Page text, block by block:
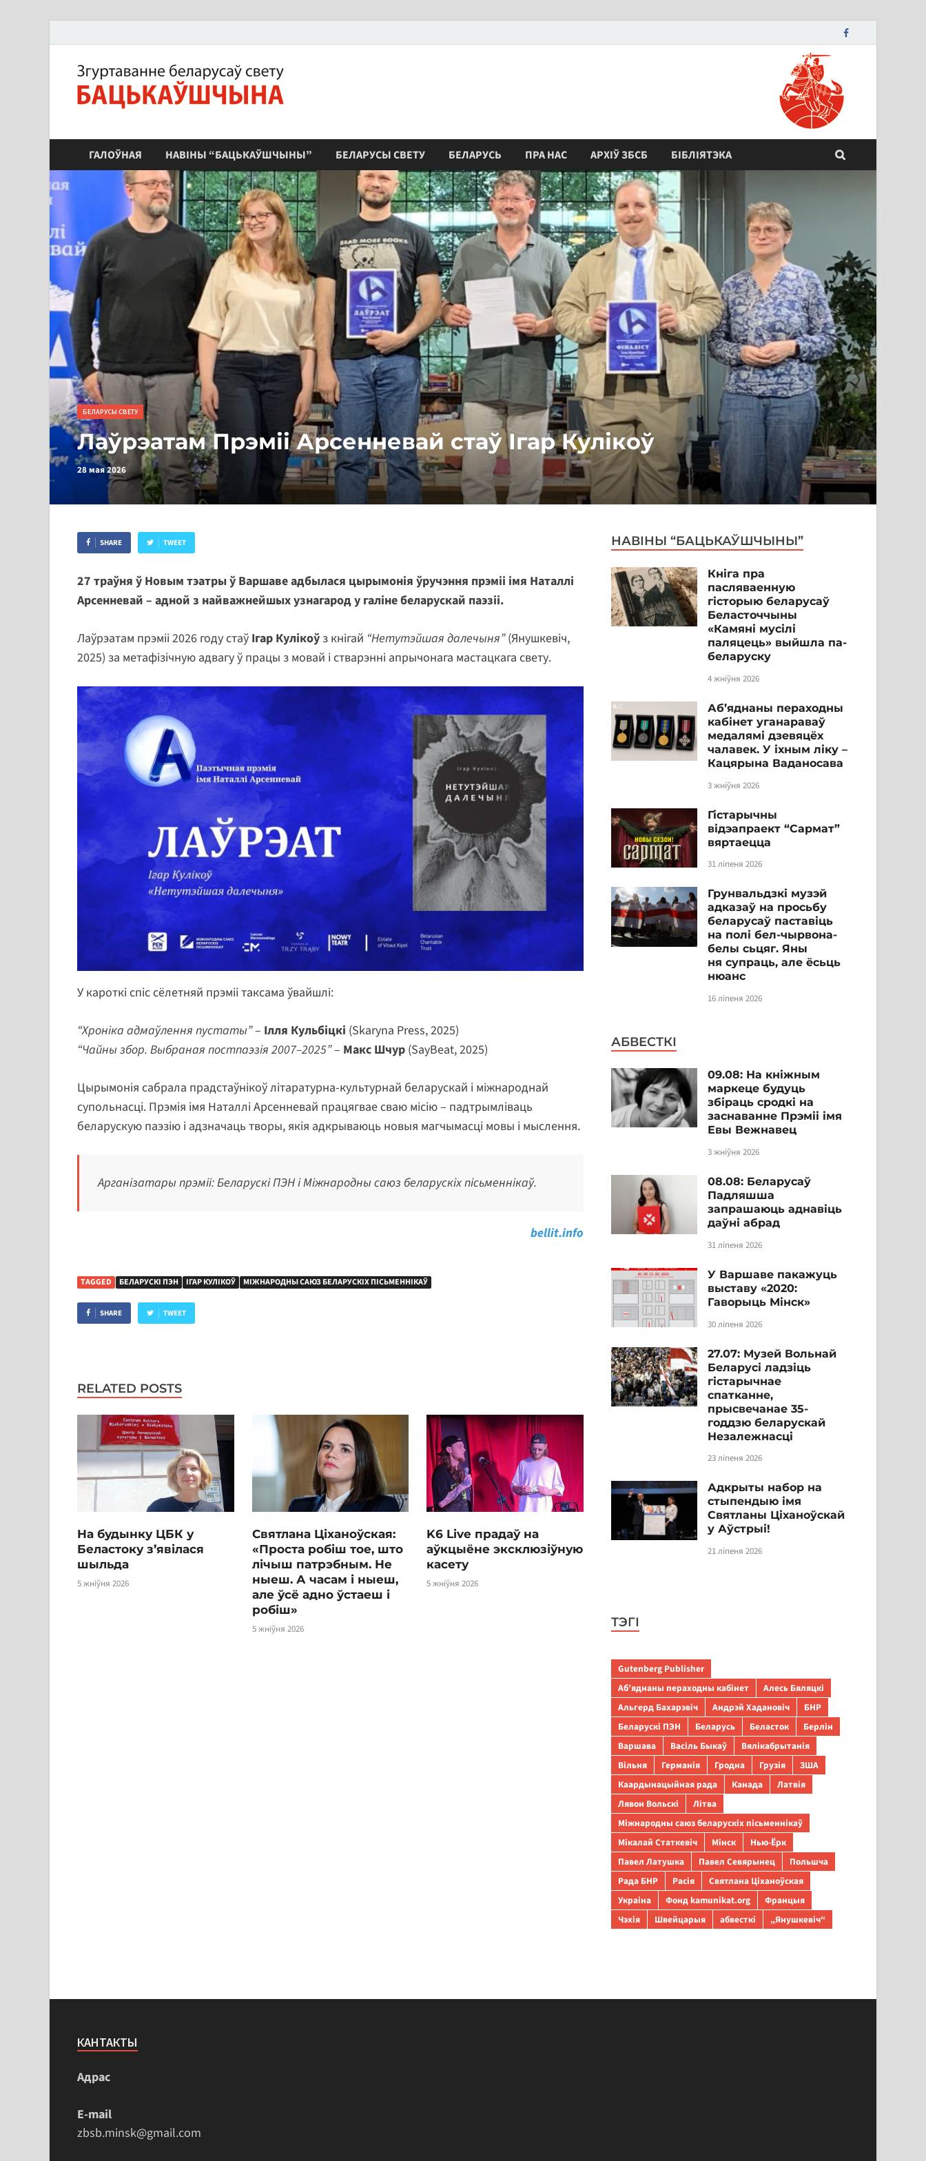
ЗБС "Бацькаўшчына"
ГАЛОЎНАЯ НАВІНЫ “БАЦЬКАЎШЧЫНЫ” БЕЛАРУСЫ СВЕТУ БЕЛАРУСЬ ПРА НАС АРХІЎ ЗБСБ БІБЛІЯТЭКА
БЕЛАРУСЫ СВЕТУ
Лаўрэатам Прэміі Арсенневай стаў Ігар Кулікоў
28 мая 2026
SHARE TWEET
27 траўня ў Новым тэатры ў Варшаве адбылася цырымонія ўручэння прэміі імя Наталлі
Арсенневай – адной з найважнейшых узнагарод у галіне беларускай паэзіі.
Лаўрэатам прэміі 2026 году стаў Ігар Кулікоў з кнігай “Нетутэйшая далечыня”(Янушкевіч,
2025) за метафізічную адвагу ў працы з мовай і стварэнні апрычонага мастацкага свету.
У кароткі спіс сёлетняй прэміі таксама ўвайшлі:
“Хроніка адмаўлення пустаты”– Ілля Кульбіцкі (Skaryna Press, 2025)
“Чайны збор. Выбраная постпаэзія 2007–2025”– Макс Шчур (SayBeat, 2025)
Цырымонія сабрала прадстаўнікоў літаратурна-культурнай беларускай і міжнароднай
супольнасці. Прэмія імя Наталлі Арсенневай працягвае сваю місію – падтрымліваць
беларускую паэзію і адзначаць творы, якія адкрываюць новыя магчымасці мовы і мыслення.
Арганізатары прэміі: Беларускі ПЭН і Міжнародны саюз беларускіх пісьменнікаў.
bellit.info
TAGGED БЕЛАРУСКІ ПЭН ІГАР КУЛІКОЎ МІЖНАРОДНЫ САЮЗ БЕЛАРУСКІХ ПІСЬМЕННІКАЎ
SHARE TWEET
RELATED POSTS
На будынку ЦБК у
Беластоку з’явілася
шыльда
5 жніўня 2026
Святлана Ціханоўская:
«Проста робіш тое, што
лічыш патрэбным. Не
ныеш. А часам і ныеш,
але ўсё адно ўстаеш і
робіш»
5 жніўня 2026
K6 Live прадаў на
аўкцыёне эксклюзіўную
касету
5 жніўня 2026
НАВІНЫ “БАЦЬКАЎШЧЫНЫ”
Кніга пра
пасляваенную
гісторыю беларусаў
Беласточчыны
«Камяні мусілі
паляцець» выйшла па-
беларуску
4 жніўня 2026
Аб’яднаны пераходны
кабінет уганараваў
медалямі дзевяцёх
чалавек. У іхным ліку –
Кацярына Ваданосава
3 жніўня 2026
Гістарычны
відэапраект “Сармат”
вяртаецца
31 ліпеня 2026
Грунвальдзкі музэй
адказаў на просьбу
беларусаў паставіць
на полі бел-чырвона-
белы сьцяг. Яны
ня супраць, але ёсьць
нюанс
16 ліпеня 2026
АБВЕСТКІ
09.08: На кніжным
маркеце будуць
збіраць сродкі на
заснаванне Прэміі імя
Евы Вежнавец
3 жніўня 2026
08.08: Беларусаў
Падляшша
запрашаюць аднавіць
даўні абрад
31 ліпеня 2026
У Варшаве пакажуць
выставу «2020:
Гаворыць Мінск»
30 ліпеня 2026
27.07: Музей Вольнай
Беларусі ладзіць
гістарычнае
спатканне,
прысвечанае 35-
годдзю беларускай
Незалежнасці
23 ліпеня 2026
Адкрыты набор на
стыпендыю імя
Святланы Ціханоўскай
у Аўстрыі!
21 ліпеня 2026
ТЭГІ
Gutenberg Publisher
Аб’яднаны пераходны кабінет
Алесь Бяляцкі
Альгерд Бахарэвіч
Андрэй Хадановіч
БНР
Беларускі ПЭН
Беларусь Беласток
Берлін
Варшава
Васіль Быкаў
Вялікабрытанія
Вільня
Германія Гродна Грузія
ЗША
Каардынацыйная рада
Канада
Латвія
Лявон Вольскі
Літва
Міжнародны саюз беларускіх пісьменнікаў
Мікалай Статкевіч
Мінск
Нью-Ёрк
Павел Латушка
Павел Севярынец
Польшча
Рада БНР
Расія
Святлана Ціханоўская
Украіна
Фонд kamunikat.org
Францыя
Чэхія
Швейцарыя абвесткі „Янушкевіч“
КАНТАКТЫ
Адрас
E-mail
zbsb.minsk@gmail.com